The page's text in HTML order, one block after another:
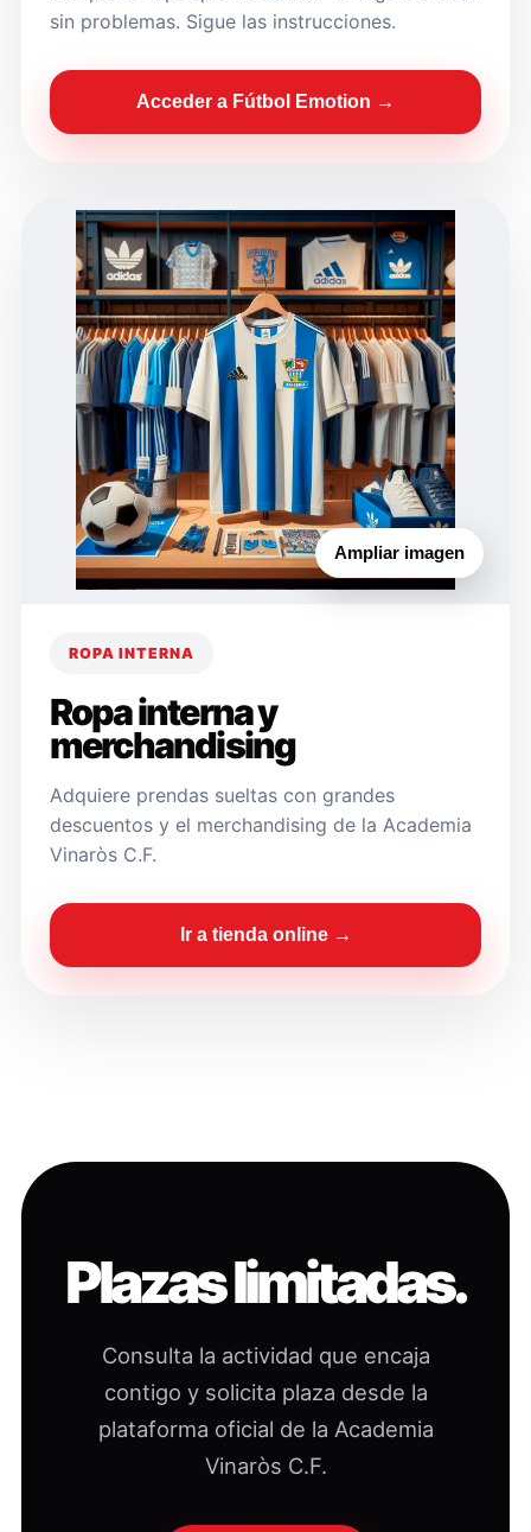
sin problemas. Sigue las instrucciones.
Acceder a Fútbol Emotion →
Ampliar imagen
ROPA INTERNA
Ropa interna y
merchandising
Adquiere prendas sueltas con grandes
descuentos y el merchandising de la Academia
Vinaròs C.F.
Ir a tienda online →
Plazas limitadas.
Consulta la actividad que encaja
contigo y solicita plaza desde la
plataforma oficial de la Academia
Vinaròs C.F.